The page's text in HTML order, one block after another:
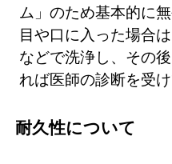
ム」のため基本的に
目や口に入った場合
などで洗浄し、その
れば医師の診断を受け
耐久性について